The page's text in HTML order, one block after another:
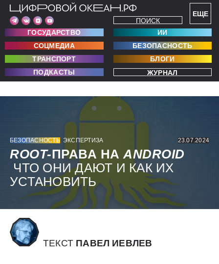
ЕЩЕ
ПОИСК
ГОСУДАРСТВО
ИИ
СОЦМЕДИА
БЕЗОПАСНОСТЬ
ТРАНСПОРТ
БЛОГИ
ПОДКАСТЫ
ЖУРНАЛ
БЕЗОПАСНОСТЬ ЭКСПЕРТИЗА 23.07.2024
ROOT-ПРАВА НАANDROID
ЧТО ОНИ ДАЮТ И КАК ИХ
УСТАНОВИТЬ
ТЕКСТ ПАВЕЛ ИЕВЛЕВ